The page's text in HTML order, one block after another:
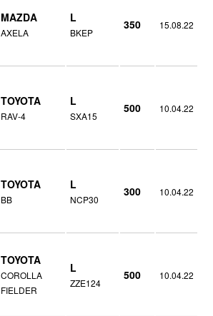
MAZDA
AXELA
L
BKEP
350 15.08.22
TOYOTA
RAV-4
L
SXA15
500 10.04.22
TOYOTA
BB
L
NCP30
300 10.04.22
TOYOTA
COROLLA
FIELDER
L
ZZE124
500 10.04.22